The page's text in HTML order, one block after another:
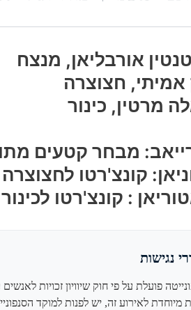
אורבליאן, מנצח
אמיתי, חצוצרה
מרטין, כינור
מבחר קטעים
קונצ'רטו לחצוצרה
: קונצ'רטו
נגישות
פועלת על פי חוק שיוויון זכויות
מיוחדת לאירוע זה, יש לפנות למוקד